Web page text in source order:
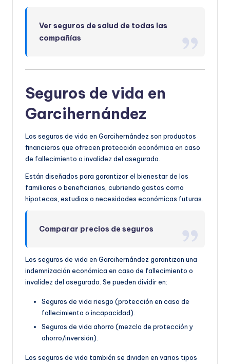
Ver seguros de salud de todas las
compañías
Seguros de vida en
Garcihernández
Los seguros de vida en Garcihernández son productos
financieros que ofrecen protección económica en caso
de fallecimiento o invalidez del asegurado.
Están diseñados para garantizar el bienestar de los
familiares o beneficiarios, cubriendo gastos como
hipotecas, estudios o necesidades económicas futuras.
Comparar precios de seguros
Los seguros de vida en Garcihernández garantizan una
indemnización económica en caso de fallecimiento o
invalidez del asegurado. Se pueden dividir en:
Seguros de vida riesgo (protección en caso de
fallecimiento o incapacidad).
Seguros de vida ahorro (mezcla de protección y
ahorro/inversión).
Los seguros de vida también se dividen en varios tipos